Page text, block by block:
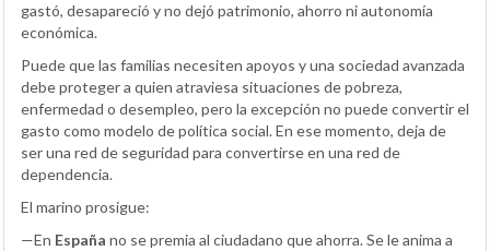
gastó, desapareció y no dejó patrimonio, ahorro ni autonomía
económica.
Puede que las familias necesiten apoyos y una sociedad avanzada
debe proteger a quien atraviesa situaciones de pobreza,
enfermedad o desempleo, pero la excepción no puede convertir el
gasto como modelo de política social. En ese momento, deja de
ser una red de seguridad para convertirse en una red de
dependencia.
El marino prosigue:
—En España no se premia al ciudadano que ahorra. Se le anima a